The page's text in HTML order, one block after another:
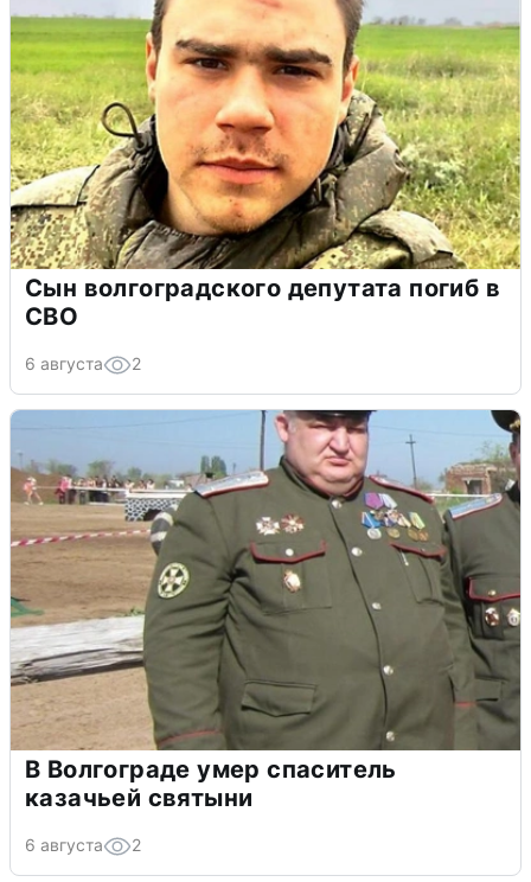
Сын волгоградского депутата погиб в
СВО
6 августа 2
В Волгограде умер спаситель
казачьей святыни
6 августа 2